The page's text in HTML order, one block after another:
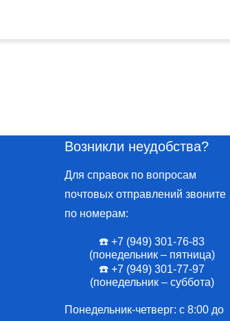
Возникли неудобства?
Для справок по вопросам
почтовых отправлений звоните
по номерам:
☎️ +7 (949) 301-76-83
(понедельник – пятница)
☎️ +7 (949) 301-77-97
(понедельник – суббота)
Понедельник-четверг: с 8:00 до